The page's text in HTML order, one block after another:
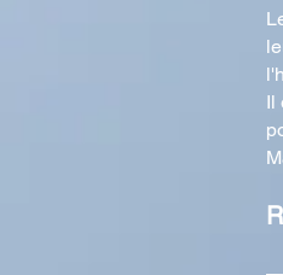
Il